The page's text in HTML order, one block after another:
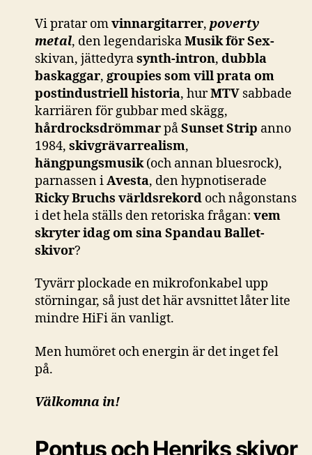
Vi pratar omvinnargitarrer, poverty
metal, den legendariskaMusik för Sex-
skivan, jättedyrasynth-intron, dubbla
baskaggar, groupies som vill prata om
postindustriell historia, hurMTV sabbade
karriären för gubbar med skägg,
hårdrocksdrömmarpåSunset Strip anno
1984, skivgrävarrealism,
hängpungsmusik(och annan bluesrock),
parnassen iAvesta, den hypnotiserade
Ricky Bruchs världsrekord och någonstans
i det hela ställs den retoriska frågan: vem
skryter idag om sina Spandau Ballet-
skivor?
Tyvärr plockade en mikrofonkabel upp
störningar, så just det här avsnittet låter lite
mindre HiFi än vanligt.
Men humöret och energin är det inget fel
på.
Välkomna in!
Pontus och Henriks skivor